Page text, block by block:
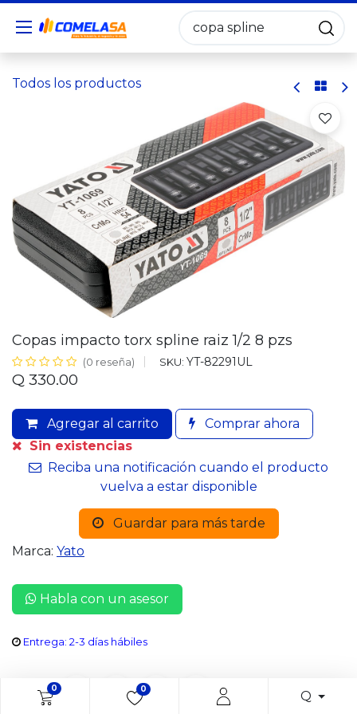
0 0 Q
Todos los productos
Copas impacto torx spline raiz 1/2 8 pzs
(0 reseña) SKU: YT-82291UL
Q 330.00
Agregar al carrito
Comprar ahora
Sin existencias
Reciba una notificación cuando el producto
vuelva a estar disponible
Guardar para más tarde
Marca: Yato
Habla con un asesor
Entrega: 2-3 días hábiles
Share :